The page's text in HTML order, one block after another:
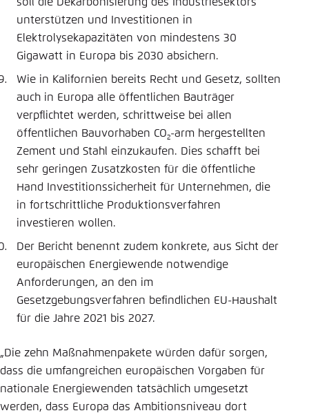
unterstützen und Investitionen in
Elektrolysekapazitäten von mindestens 30
Gigawatt in Europa bis 2030 absichern.
Wie in Kalifornien bereits Recht und Gesetz, sollten
auch in Europa alle öffentlichen Bauträger
verpflichtet werden, schrittweise bei allen
öffentlichen Bauvorhaben CO2-arm hergestellten
Zement und Stahl einzukaufen. Dies schafft bei
sehr geringen Zusatzkosten für die öffentliche
Hand Investitionssicherheit für Unternehmen, die
in fortschrittliche Produktionsverfahren
investieren wollen.
Der Bericht benennt zudem konkrete, aus Sicht der
europäischen Energiewende notwendige
Anforderungen, an den im
Gesetzgebungsverfahren befindlichen EU-Haushalt
für die Jahre 2021 bis 2027.
„Die zehn Maßnahmenpakete würden dafür sorgen,
dass die umfangreichen europäischen Vorgaben für
nationale Energiewenden tatsächlich umgesetzt
werden, dass Europa das Ambitionsniveau dort